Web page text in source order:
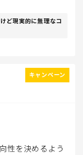
ど現実的に無理なコ
キャンペーン
性を決めるよう